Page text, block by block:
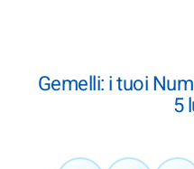
Gemelli: i tuoi
5